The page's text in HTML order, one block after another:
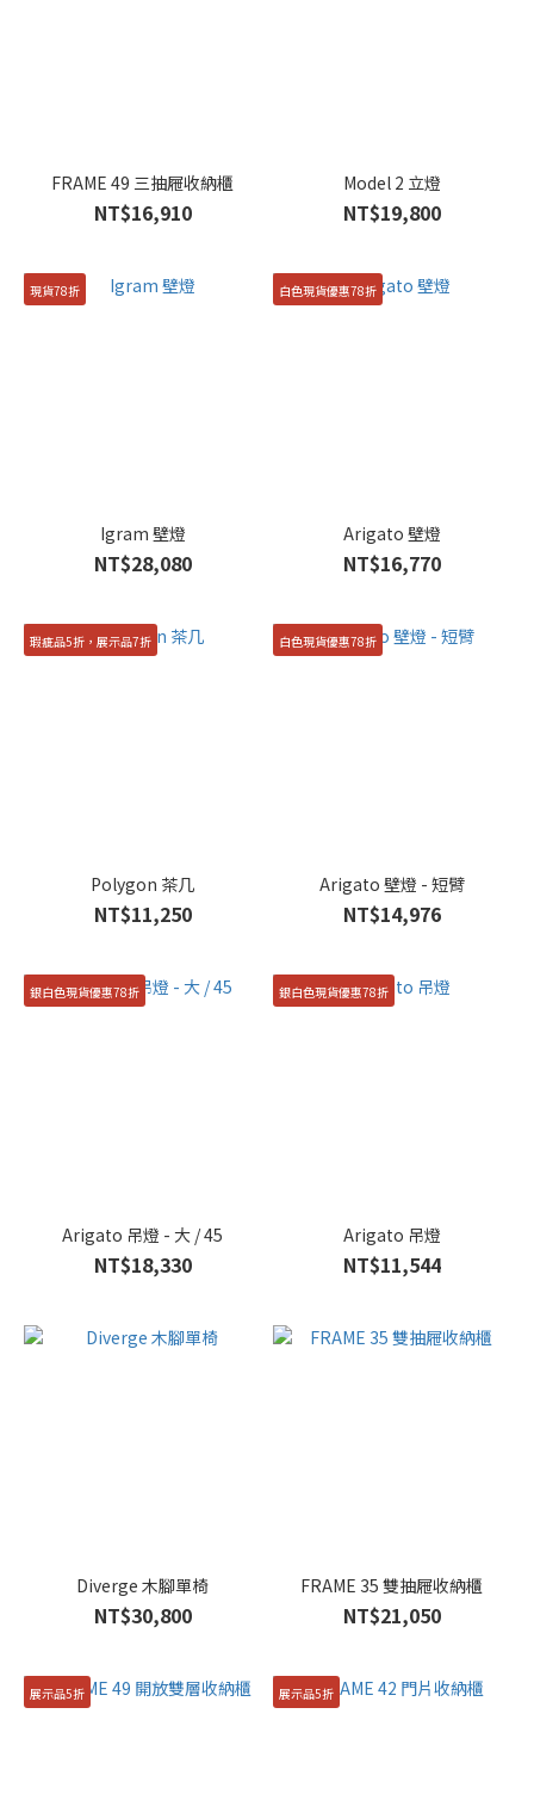
FRAME 49 三抽屜收納櫃
NT$16,910
Model 2 立燈
NT$19,800
現貨78折
Igram 壁燈
NT$28,080
白色現貨優惠78折
Arigato 壁燈
NT$16,770
瑕疵品5折，展示品7折
Polygon 茶几
NT$11,250
白色現貨優惠78折
Arigato 壁燈 - 短臂
NT$14,976
銀白色現貨優惠78折
Arigato 吊燈 - 大 / 45
NT$18,330
銀白色現貨優惠78折
Arigato 吊燈
NT$11,544
Diverge 木腳單椅
NT$30,800
FRAME 35 雙抽屜收納櫃
NT$21,050
展示品5折 展示品5折